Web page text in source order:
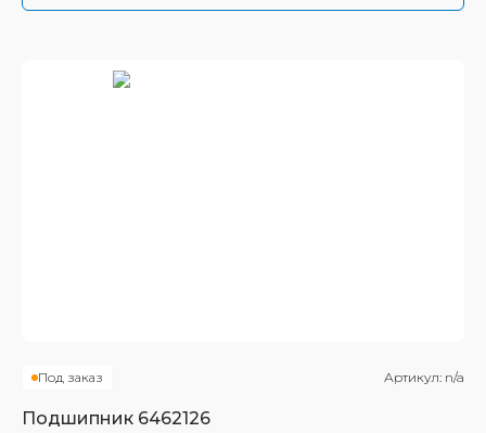
Под заказ Артикул: n/a
Подшипник 6462126